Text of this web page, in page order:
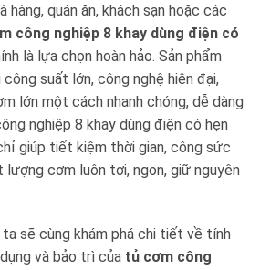
hàng, quán ăn, khách sạn hoặc các
công nghiệp 8 khay dùng điện có
là lựa chọn hoàn hảo. Sản phẩm
suất lớn, công nghệ hiện đại,
lớn một cách nhanh chóng, dễ dàng
nghiệp 8 khay dùng điện có hẹn
giúp tiết kiệm thời gian, công sức
cơm luôn tơi, ngon, giữ nguyên
sẽ cùng khám phá chi tiết về tính
và bảo trì của tủ cơm công